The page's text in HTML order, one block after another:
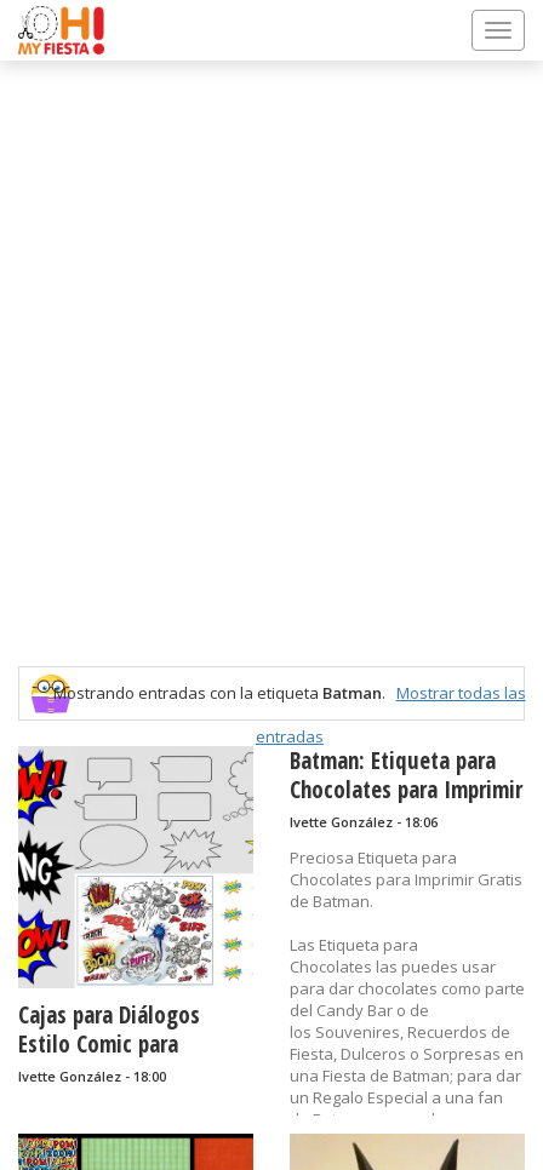
Mostrando entradas con la etiqueta Batman. Mostrar todas las
entradas
Cajas para Diálogos
Estilo Comic para
Imprimir Gratis.
Ivette González - 18:00
Batman: Etiqueta para
Chocolates para Imprimir
Gratis.
Ivette González - 18:06
Preciosa Etiqueta para
Chocolates para Imprimir Gratis
de Batman.
Las Etiqueta para
Chocolates las puedes usar
para dar chocolates como parte
del Candy Bar o de
los Souvenires, Recuerdos de
Fiesta, Dulceros o Sorpresas en
una Fiesta de Batman; para dar
un Regalo Especial a una fan
de Batman o para dar
como regalitos de San Valentín
= Día de los Enamorados = Día